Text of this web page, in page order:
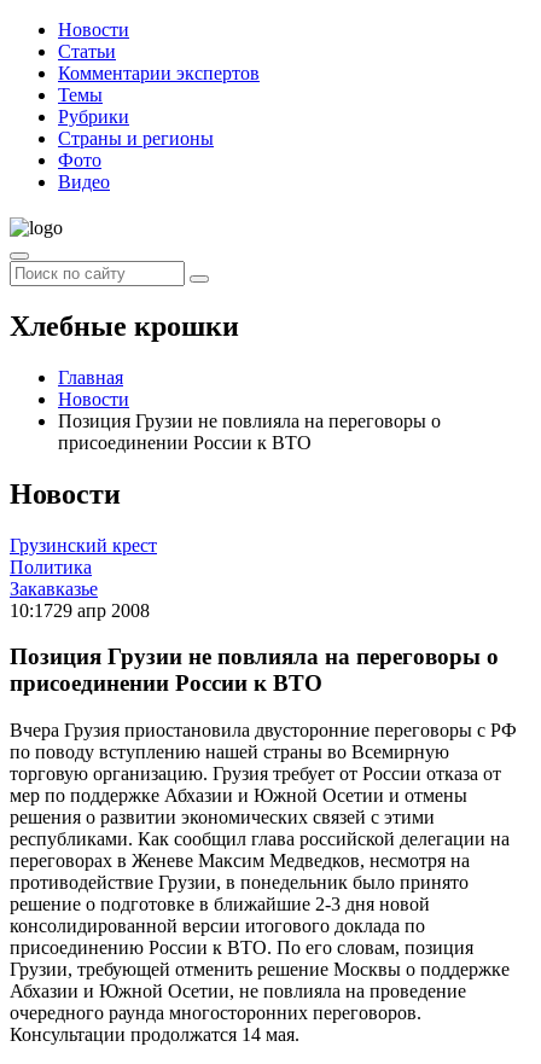
Новости
Статьи
Комментарии экспертов
Темы
Рубрики
Страны и регионы
Фото
Видео
Хлебные крошки
Главная
Новости
Позиция Грузии не повлияла на переговоры о
присоединении России к ВТО
Новости
Грузинский крест
Политика
Закавказье
10:1729 апр 2008
Позиция Грузии не повлияла на переговоры о
присоединении России к ВТО
Вчера Грузия приостановила двусторонние переговоры с РФ
по поводу вступлению нашей страны во Всемирную
торговую организацию. Грузия требует от России отказа от
мер по поддержке Абхазии и Южной Осетии и отмены
решения о развитии экономических связей с этими
республиками. Как сообщил глава российской делегации на
переговорах в Женеве Максим Медведков, несмотря на
противодействие Грузии, в понедельник было принято
решение о подготовке в ближайшие 2-3 дня новой
консолидированной версии итогового доклада по
присоединению России к ВТО. По его словам, позиция
Грузии, требующей отменить решение Москвы о поддержке
Абхазии и Южной Осетии, не повлияла на проведение
очередного раунда многосторонних переговоров.
Консультации продолжатся 14 мая.